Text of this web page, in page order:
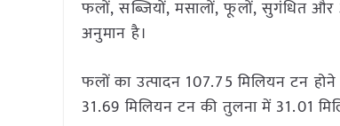
फलों, सब्जियों, मसालों, फूलों, सुगंधित और
अनुमान है।
फलों का उत्पादन 107.75 मिलियन टन
31.69 मिलियन टन की तुलना में 31.01